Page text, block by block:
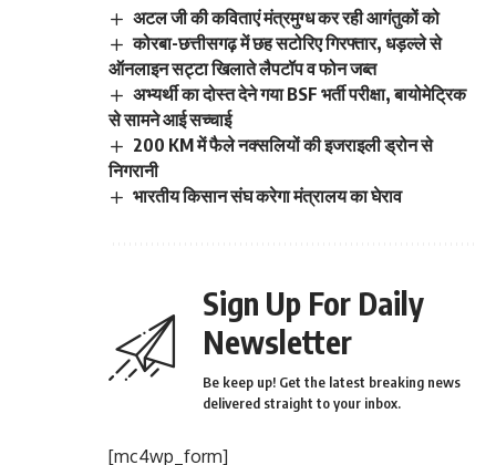
अटल जी की कविताएं मंत्रमुग्ध कर रही आगंतुकों को
कोरबा-छत्तीसगढ़ में छह सटोरिए गिरफ्तार, धड़ल्ले से
ऑनलाइन सट्टा खिलाते लैपटॉप व फोन जब्त
अभ्यर्थी का दोस्त देने गया BSF भर्ती परीक्षा, बायोमेट्रिक
से सामने आई सच्चाई
200 KM में फैले नक्सलियों की इजराइली ड्रोन से
निगरानी
भारतीय किसान संघ करेगा मंत्रालय का घेराव
Sign Up For Daily
Newsletter
Be keep up! Get the latest breaking news
delivered straight to your inbox.
[mc4wp_form]